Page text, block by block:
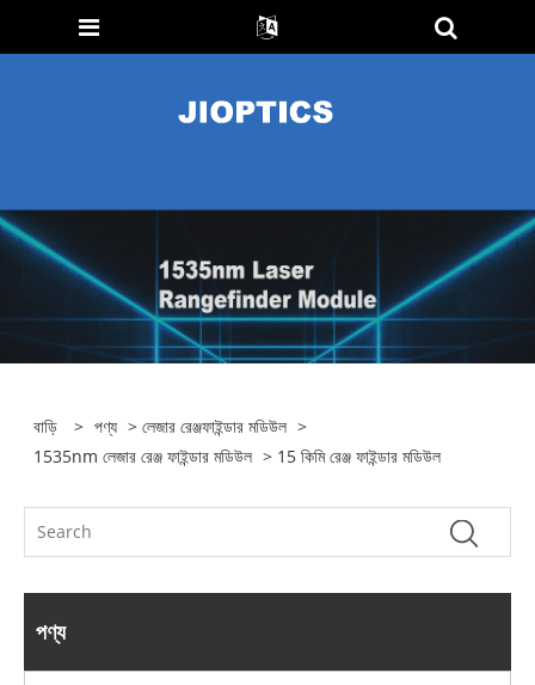
বাড়ি > পণ্য >লেজার রেঞ্জফাইন্ডার মডিউল >
1535nm লেজার রেঞ্জ ফাইন্ডার মডিউল > 15 কিমি রেঞ্জ ফাইন্ডার মডিউল
পণ্য